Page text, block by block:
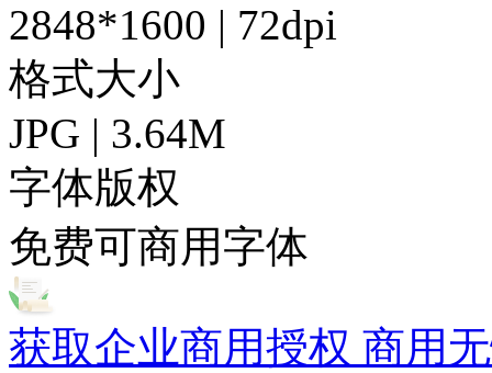
2848*1600 | 72dpi
格式大小
JPG | 3.64M
字体版权
免费可商用字体
获取企业商用授权 商用